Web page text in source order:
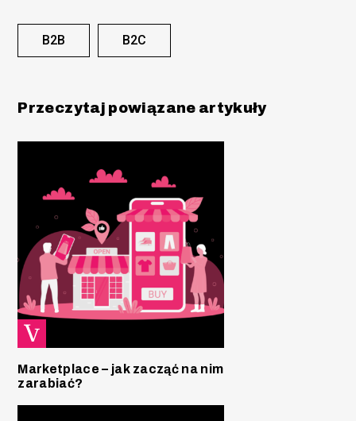
B2B B2C
Przeczytaj powiązane artykuły
Marketplace – jak zacząć na nim
zarabiać?